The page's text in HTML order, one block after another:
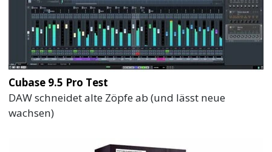
Cubase 9.5 Pro Test
DAW schneidet alte Zöpfe ab (und lässt neue
wachsen)